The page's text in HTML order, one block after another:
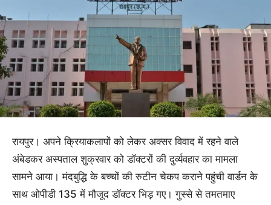
रायपुर। अपने क्रियाकलापों को लेकर अक्सर विवाद में रहने वाले
अंबेडकर अस्पताल शुक्रवार को डॉक्टरों की दुर्व्यवहार का मामला
सामने आया। मंदबुद्धि के बच्चों की रुटीन चेकप कराने पहुंची वार्डन के
साथ ओपीडी 135 में मौजूद डॉक्टर भिड़ गए। गुस्से से तमतमाए